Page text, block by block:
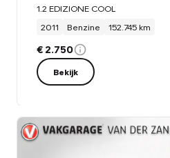
1.2 EDIZIONE COOL
2011
Benzine 152.745 km
€ 2.750
Bekijk